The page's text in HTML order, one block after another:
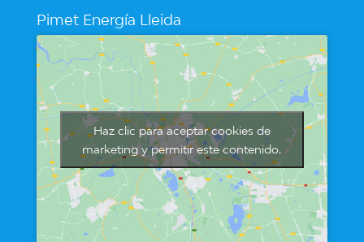
Pimet Energía Lleida
Haz clic para aceptar cookies de
marketing y permitir este contenido.